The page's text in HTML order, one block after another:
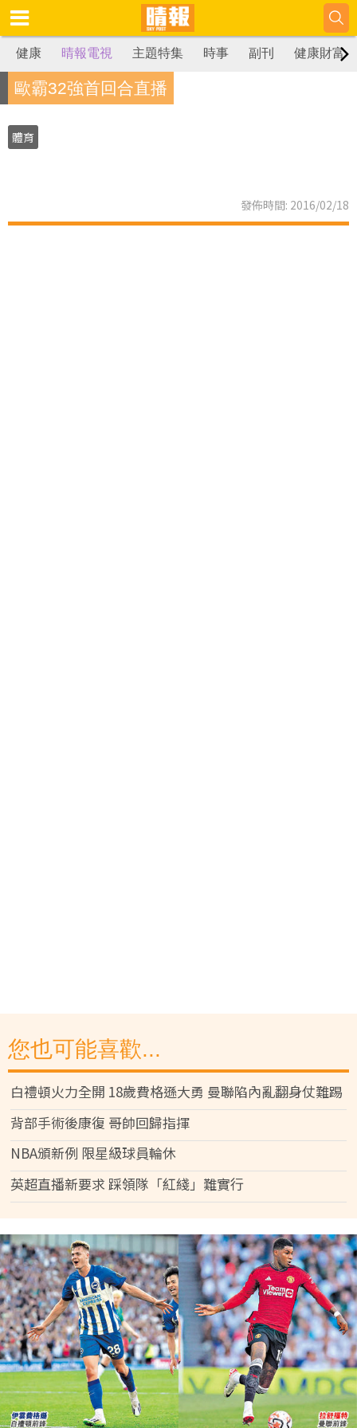
健康 晴報電視 主題特集 時事 副刊 健康財富
歐霸32強首回合直播
體育
發佈時間: 2016/02/18
您也可能喜歡...
白禮頓火力全開 18歲費格遜大勇 曼聯陷內亂翻身仗難踢
背部手術後康復 哥帥回歸指揮
NBA頒新例 限星級球員輪休
英超直播新要求 踩領隊「紅綫」難實行